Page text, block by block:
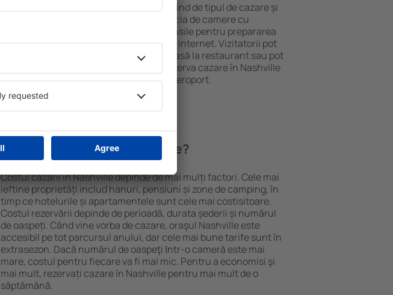
Facilitățile proprietăţilor în Nashville depind de tipul de cazare și
de numărul de stele. Oaspeții pot beneficia de camere cu
chicinetă, balcon, aer condiționat, ustensile pentru prepararea
ceaiului şi a cafelei, prosoape și acces la internet. Vizitatorii pot
avea parcare gratuită, pot comanda o masă la restaurant sau pot
alege un hotel cu piscină. În plus, pot rezerva cazare în Nashville
la proprietăți care oferă transport de la aeroport.
Cât costă cazarea în Nashville?
Costul cazării în Nashville depinde de mai mulți factori. Cele mai
ieftine proprietăți includ hanuri, pensiuni și zone de camping, în
timp ce hotelurile și apartamentele sunt cele mai costisitoare.
Costul rezervării depinde de perioadă, durata șederii și numărul
de oaspeți. Când vine vorba de cazare, oraşul Nashville este
accesibil pe tot parcursul anului, dar cele mai bune tarife sunt în
extrasezon. Dacă numărul de oaspeţi ȋntr-o cameră este mai
mare, costul pentru fiecare va fi mai mic. Pentru a economisi şi
mai mult, rezervați cazare în Nashville pentru mai mult de o
săptămână.